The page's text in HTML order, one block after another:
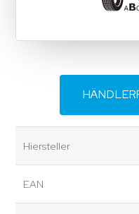
Hiersteller
EAN